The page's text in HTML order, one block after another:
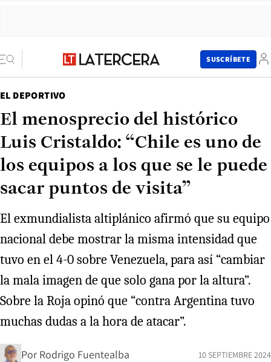
SUSCRÍBETE
EL DEPORTIVO
El menosprecio del histórico
Luis Cristaldo: “Chile es uno de
los equipos a los que se le puede
sacar puntos de visita”
El exmundialista altiplánico afirmó que su equipo
nacional debe mostrar la misma intensidad que
tuvo en el 4-0 sobre Venezuela, para así “cambiar
la mala imagen de que solo gana por la altura”.
Sobre la Roja opinó que “contra Argentina tuvo
muchas dudas a la hora de atacar”.
Por Rodrigo Fuentealba 10 SEPTIEMBRE 2024